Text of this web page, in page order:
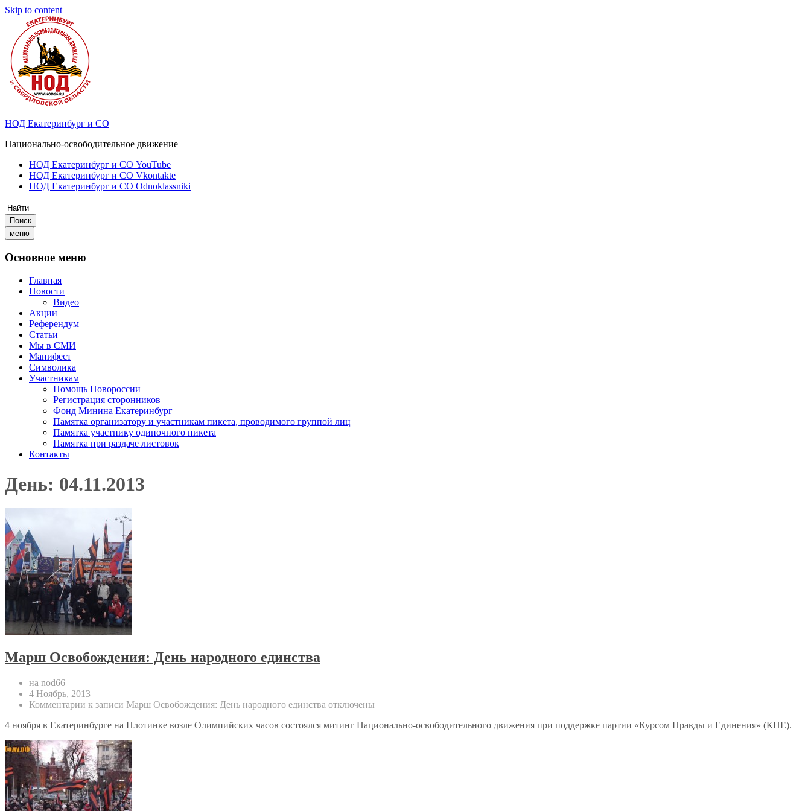
Skip to content
НОД Екатеринбург и СО
Национально-освободительное движение
НОД Екатеринбург и СО YouTube
НОД Екатеринбург и СО Vkontakte
НОД Екатеринбург и СО Odnoklassniki
Поиск
меню
Основное меню
Главная
Новости
Видео
Акции
Референдум
Статьи
Мы в СМИ
Манифест
Символика
Участникам
Помощь Новороссии
Регистрация сторонников
Фонд Минина Екатеринбург
Памятка организатору и участникам пикета, проводимого группой лиц
Памятка участнику одиночного пикета
Памятка при раздаче листовок
Контакты
День: 04.11.2013
Марш Освобождения: День народного единства
на nod66
4 Ноябрь, 2013
Комментарии к записи Марш Освобождения: День народного единства отключены
4 ноября в Екатеринбурге на Плотинке возле Олимпийских часов состоялся митинг Национально-освободительного движения при поддержке партии «Курсом Правды и Единения» (КПЕ).